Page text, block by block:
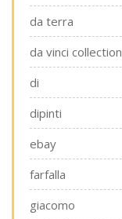
da terra
da vinci collection
di
dipinti
ebay
farfalla
giacomo